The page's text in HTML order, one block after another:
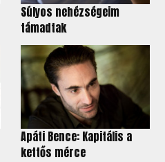
Súlyos nehézségeim
támadtak
Apáti Bence: Kapitális a
kettős mérce